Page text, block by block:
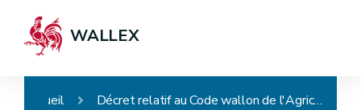
WALLEX
Accueil Décret relatif au Code wallon de l'Agriculture